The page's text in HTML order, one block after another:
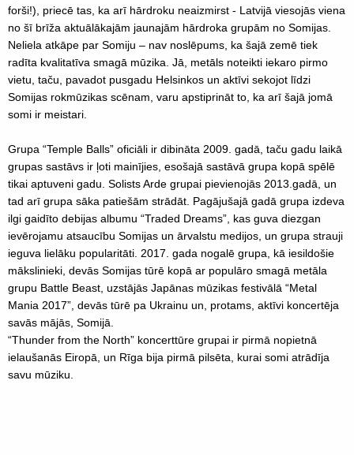
forši!), priecē tas, ka arī hārdroku neaizmirst - Latvijā viesojās viena
no šī brīža aktuālākajām jaunajām hārdroka grupām no Somijas.
Neliela atkāpe par Somiju – nav noslēpums, ka šajā zemē tiek
radīta kvalitatīva smagā mūzika. Jā, metāls noteikti iekaro pirmo
vietu, taču, pavadot pusgadu Helsinkos un aktīvi sekojot līdzi
Somijas rokmūzikas scēnam, varu apstiprināt to, ka arī šajā jomā
somi ir meistari.
Grupa “Temple Balls” oficiāli ir dibināta 2009. gadā, taču gadu laikā
grupas sastāvs ir ļoti mainījies, esošajā sastāvā grupa kopā spēlē
tikai aptuveni gadu. Solists Arde grupai pievienojās 2013.gadā, un
tad arī grupa sāka patiešām strādāt. Pagājušajā gadā grupa izdeva
ilgi gaidīto debijas albumu “Traded Dreams”, kas guva diezgan
ievērojamu atsaucību Somijas un ārvalstu medijos, un grupa strauji
ieguva lielāku popularitāti. 2017. gada nogalē grupa, kā iesildošie
mākslinieki, devās Somijas tūrē kopā ar populāro smagā metāla
grupu Battle Beast, uzstājās Japānas mūzikas festivālā “Metal
Mania 2017”, devās tūrē pa Ukrainu un, protams, aktīvi koncertēja
savās mājās, Somijā.
“Thunder from the North” koncerttūre grupai ir pirmā nopietnā
ielaušanās Eiropā, un Rīga bija pirmā pilsēta, kurai somi atrādīja
savu mūziku.